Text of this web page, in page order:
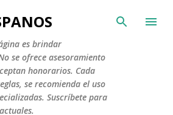
contenido principal
es brindar
se ofrece asesoramiento
honorarios. Cada
se recomienda el uso
Suscríbete para